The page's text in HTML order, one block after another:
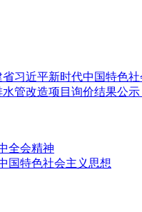
习近平新时代中国特色
管改造项目询价结果公示
全会精神
国特色社会主义思想